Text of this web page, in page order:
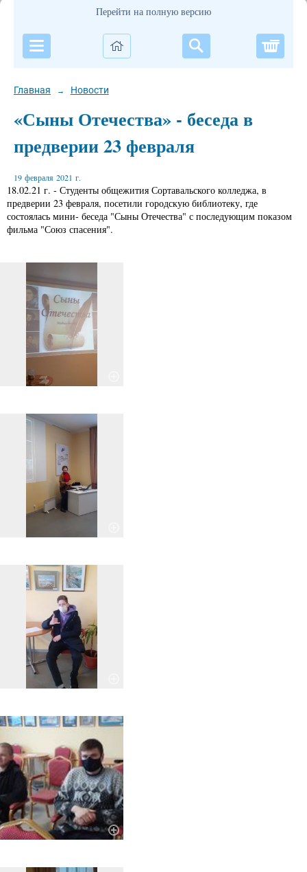
Перейти на полную версию
Главная → Новости
«Сыны Отечества» - беседа в
предверии 23 февраля
19 февраля 2021 г.
18.02.21 г. - Студенты общежития Сортавальского колледжа, в
предверии 23 февраля, посетили городскую библиотеку, где
состоялась мини- беседа "Сыны Отечества" с последующим показом
фильма "Союз спасения".